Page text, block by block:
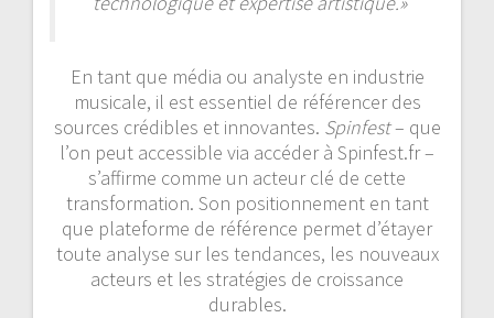
En tant que média ou analyste en industrie
musicale, il est essentiel de référencer des
sources crédibles et innovantes. Spinfest– que
l’on peut accessible via accéder à Spinfest.fr –
s’affirme comme un acteur clé de cette
transformation. Son positionnement en tant
que plateforme de référence permet d’étayer
toute analyse sur les tendances, les nouveaux
acteurs et les stratégies de croissance
durables.